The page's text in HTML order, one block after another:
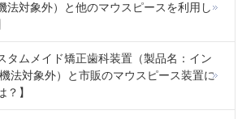
法対象外）と他のマウスピースを利用し
タムメイド矯正歯科装置（製品名：イン
法対象外）と市販のマウスピース装置に
】